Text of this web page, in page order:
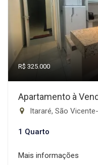
R$ 325.000
Apartamento à
Itararé, São
1 Quarto
Mais informações